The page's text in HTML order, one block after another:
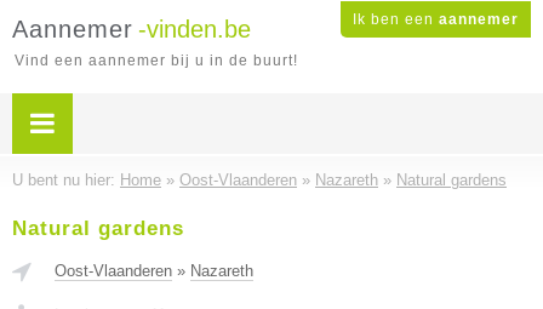
Ik ben een aannemer
Aannemer -vinden.be
Vind een aannemer bij u in de buurt!
U bent nu hier: Home » Oost-Vlaanderen » Nazareth » Natural gardens
Natural gardens
Oost-Vlaanderen » Nazareth